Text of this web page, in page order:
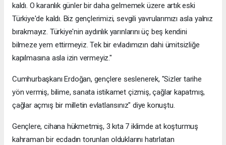
kaldı. O karanlık günler bir daha gelmemek üzere artık eski
Türkiye'de kaldı. Biz gençlerimizi, sevgili yavrularımızı asla yalnız
bırakmayız. Türkiye'nin aydınlık yarınlarını üç beş kendini
bilmeze yem ettirmeyiz. Tek bir evladımızın dahi ümitsizliğe
kapılmasına asla izin vermeyiz."
Cumhurbaşkanı Erdoğan, gençlere seslenerek, "Sizler tarihe
yön vermiş, bilime, sanata istikamet çizmiş, çağlar kapatmış,
çağlar açmış bir milletin evlatlarısınız" diye konuştu.
Gençlere, cihana hükmetmiş, 3 kıta 7 iklimde at koşturmuş
kahraman bir ecdadın torunları olduklarını hatırlatan